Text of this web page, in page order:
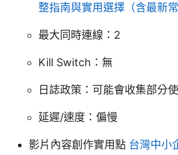
整指南與實用選擇（含最新常
最大同時連線：2
Kill Switch：無
日誌政策：可能會收集部分
延遲/速度：偏慢
影片內容創作實用點 台灣中小